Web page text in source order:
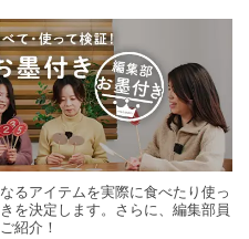
るアイテムを実際に食べたり使っ
を決定します。さらに、編集部員
紹介！